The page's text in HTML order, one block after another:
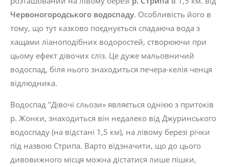
Червоногородського водоспаду. Особливість його в
тому, що тут казково поєднується спадаюча вода з
хащами ліаноподібних водоростей, створюючи при
цьому ефект дівочих сліз. Це дуже мальовничий
водоспад, біля нього знаходиться печера-келія ченця
відлюдника.
Водоспад "Дівочі сльози» являється однією з притоків
р. Жонки, знаходиться він недалеко від Джуринського
водоспаду (на відстані 1,5 км), на лівому березі річки
під назвою Стрипа. Варто відзначити, що до цього
дивовижного місця можна дістатися лише пішки,